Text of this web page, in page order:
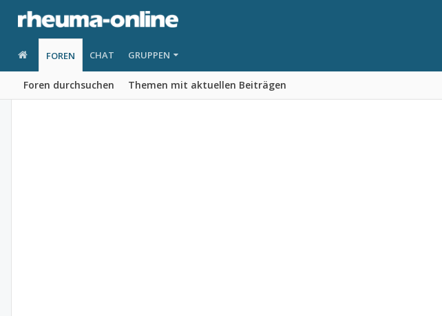
FOREN
Foren durchsuchen Themen mit aktuellen Beiträgen
CHAT GRUPPEN